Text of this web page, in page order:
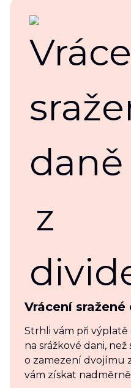
Vrácení
Strhli vám při výplatě
na srážkové dani,
o zamezení dvojímu
vám získat